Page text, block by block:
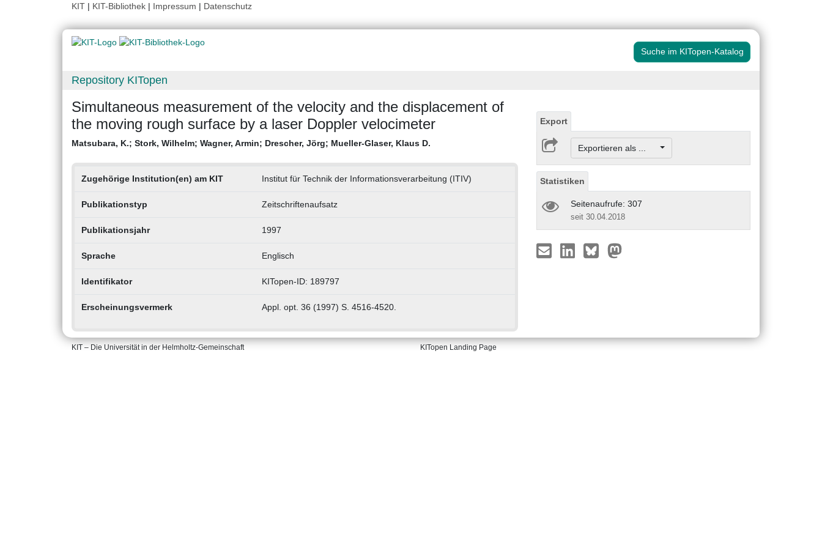
KIT | KIT-Bibliothek | Impressum | Datenschutz
Suche im KITopen-Katalog
Repository KITopen
Simultaneous measurement of the velocity and the displacement of
the moving rough surface by a laser Doppler velocimeter
Matsubara, K.; Stork, Wilhelm; Wagner, Armin; Drescher, Jörg; Mueller-Glaser, Klaus D.
Zugehörige Institution(en) am KIT Institut für Technik der Informationsverarbeitung (ITIV)
Publikationstyp Zeitschriftenaufsatz
Publikationsjahr 1997
Sprache Englisch
Identifikator KITopen-ID: 189797
Erscheinungsvermerk Appl. opt. 36 (1997) S. 4516-4520.
Export
Exportieren als ...
Statistiken
Seitenaufrufe: 307
seit 30.04.2018
KIT – Die Universität in der Helmholtz-Gemeinschaft KITopen Landing Page